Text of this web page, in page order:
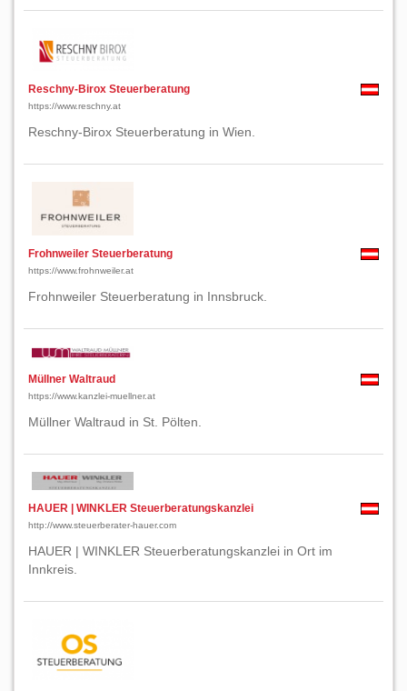
Reschny-Birox Steuerberatung
https://www.reschny.at
Reschny-Birox Steuerberatung in Wien.
Frohnweiler Steuerberatung
https://www.frohnweiler.at
Frohnweiler Steuerberatung in Innsbruck.
Müllner Waltraud
https://www.kanzlei-muellner.at
Müllner Waltraud in St. Pölten.
HAUER | WINKLER Steuerberatungskanzlei
http://www.steuerberater-hauer.com
HAUER | WINKLER Steuerberatungskanzlei in Ort im
Innkreis.